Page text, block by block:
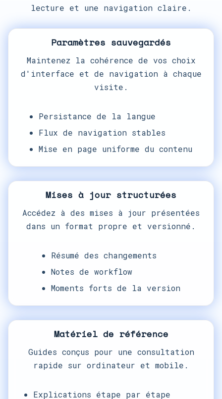
lecture et une navigation claire.
Paramètres sauvegardés
Maintenez la cohérence de vos choix
d'interface et de navigation à chaque
visite.
Persistance de la langue
Flux de navigation stables
Mise en page uniforme du contenu
Mises à jour structurées
Accédez à des mises à jour présentées
dans un format propre et versionné.
Résumé des changements
Notes de workflow
Moments forts de la version
Matériel de référence
Guides conçus pour une consultation
rapide sur ordinateur et mobile.
Explications étape par étape